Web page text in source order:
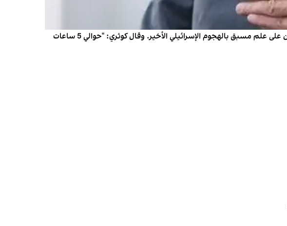
كشف إسماعيل كوثري، عضو لجنة الأمن القومي في البرلمان الإيراني، في مقابلة مع قناة "إيران 24" أنه كان على علم مسبق بالهجوم الإسرائيلي الأخير. وقال كوثري: "حوالي 5 ساعات